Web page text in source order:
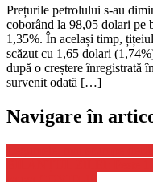
Prețurile petrolului s-au
coborând la 98,05 dolari pe
1,35%. În același timp,
scăzut cu 1,65 dolari
după o creștere înregistrată
survenit odată […]
Navigare în